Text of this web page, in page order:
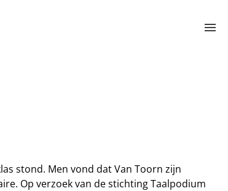
menu
stond. Men vond dat Van Toorn zijn
Op verzoek van de stichting Taalpodium